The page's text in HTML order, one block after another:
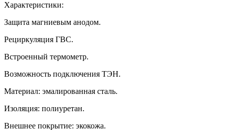
Характеристики:
Защита магниевым анодом.
Рециркуляция ГВС.
Встроенный термометр.
Возможность подключения ТЭН.
Материал: эмалированная сталь.
Изоляция: полиуретан.
Внешнее покрытие: экокожа.